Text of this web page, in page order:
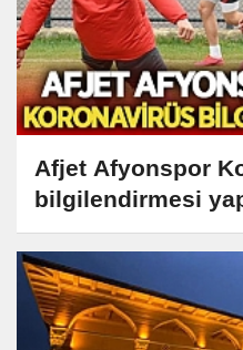
Afjet Afyonspor
bilgilendirmesi